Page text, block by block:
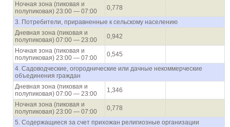
Ночная зона (пиковая и
полупиковая) 23:00 — 07:00
0,778
3. Потребители, приравненные к сельскому населению
Дневная зона (пиковая и
полупиковая) 07:00 — 23:00
0,942
Ночная зона (пиковая и
полупиковая) 23:00 — 07:00
0,545
4. Садоводческие, огороднические или дачные некоммерческие
объединения граждан
Дневная зона (пиковая и
полупиковая) 07:00 — 23:00
1,346
Ночная зона (пиковая и
полупиковая) 23:00 — 07:00
0,778
5. Содержащиеся за счет прихожан религиозные организации